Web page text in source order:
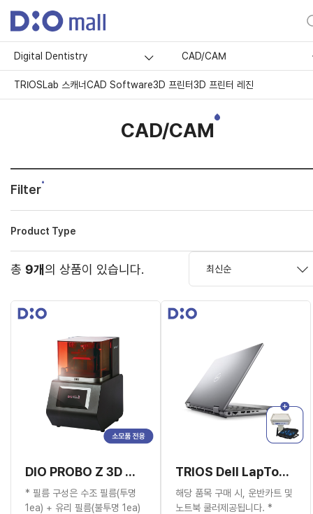
Digital Dentistry CAD/CAM
TRIOSLab 스캐너CAD Software3D 프린터3D 프린터 레진
CAD/CAM
Filter
Product Type
총 9개의 상품이 있습니다.
DIO PROBO Z 3D 프린터 (소모품 전용)
* 필름 구성은 수조 필름(투명
1ea) + 유리 필름(불투명 1ea)
TRIOS Dell LapTop (7680)
해당 품목 구매 시, 운반카트 및
노트북 쿨러제공됩니다. *